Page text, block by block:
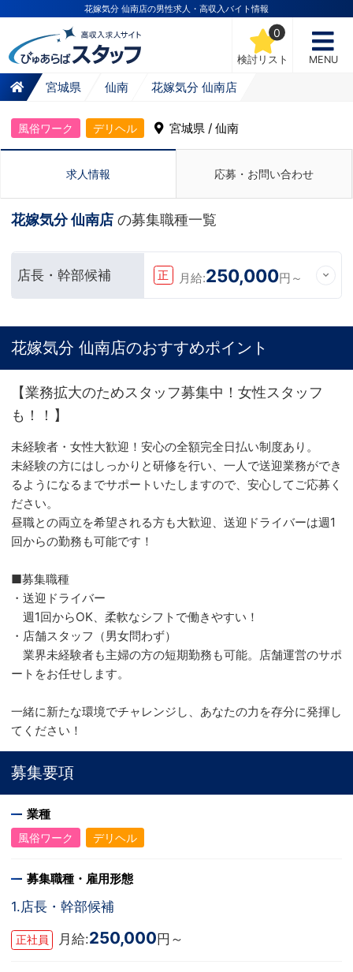
花嫁気分 仙南店の男性求人・高収入バイト情報
検討リスト
0
MENU
宮城県 仙南 花嫁気分 仙南店
風俗ワーク デリヘル 宮城県 / 仙南
求人情報 応募・お問い合わせ
花嫁気分 仙南店 の募集職種一覧
店長・幹部候補 正 月給:250,000円～
花嫁気分 仙南店のおすすめポイント
【業務拡大のためスタッフ募集中！女性スタッフ
も！！】
未経験者・女性大歓迎！安心の全額完全日払い制度あり。
未経験の方にはしっかりと研修を行い、一人で送迎業務ができ
るようになるまでサポートいたしますので、安心してご応募く
ださい。
昼職との両立を希望される方も大歓迎、送迎ドライバーは週1
回からの勤務も可能です！
■募集職種
・送迎ドライバー
週1回からOK、柔軟なシフトで働きやすい！
・店舗スタッフ（男女問わず）
業界未経験者も主婦の方の短期勤務も可能。店舗運営のサポ
ートをお任せします。
一緒に新たな環境でチャレンジし、あなたの力を存分に発揮し
てください！
募集要項
業種
風俗ワーク デリヘル
募集職種・雇用形態
1.店長・幹部候補
正社員 月給:250,000 円～